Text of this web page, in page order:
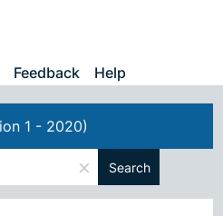
Feedback Help
1 - 2020)
× Search